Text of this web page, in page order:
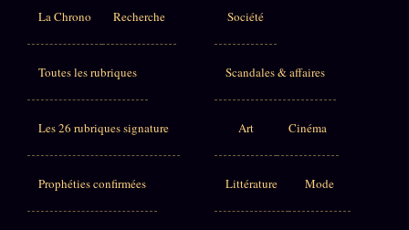
La Chrono Recherche
Toutes les rubriques
Les 26 rubriques signature
Prophéties confirmées
Société
Scandales & affaires
Art Cinéma
Littérature Mode